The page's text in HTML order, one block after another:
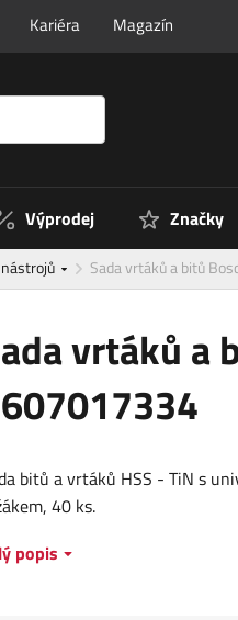
Kariéra Magazín
Výprodej Značky
Sada vrtáků a bitů
vrtáků a
bitů a vrtáků HSS - TiN s
40 ks.
popis